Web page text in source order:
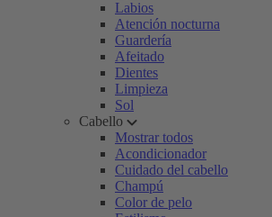
Labios
Atención nocturna
Guardería
Afeitado
Dientes
Limpieza
Sol
Cabello
Mostrar todos
Acondicionador
Cuidado del cabello
Champú
Color de pelo